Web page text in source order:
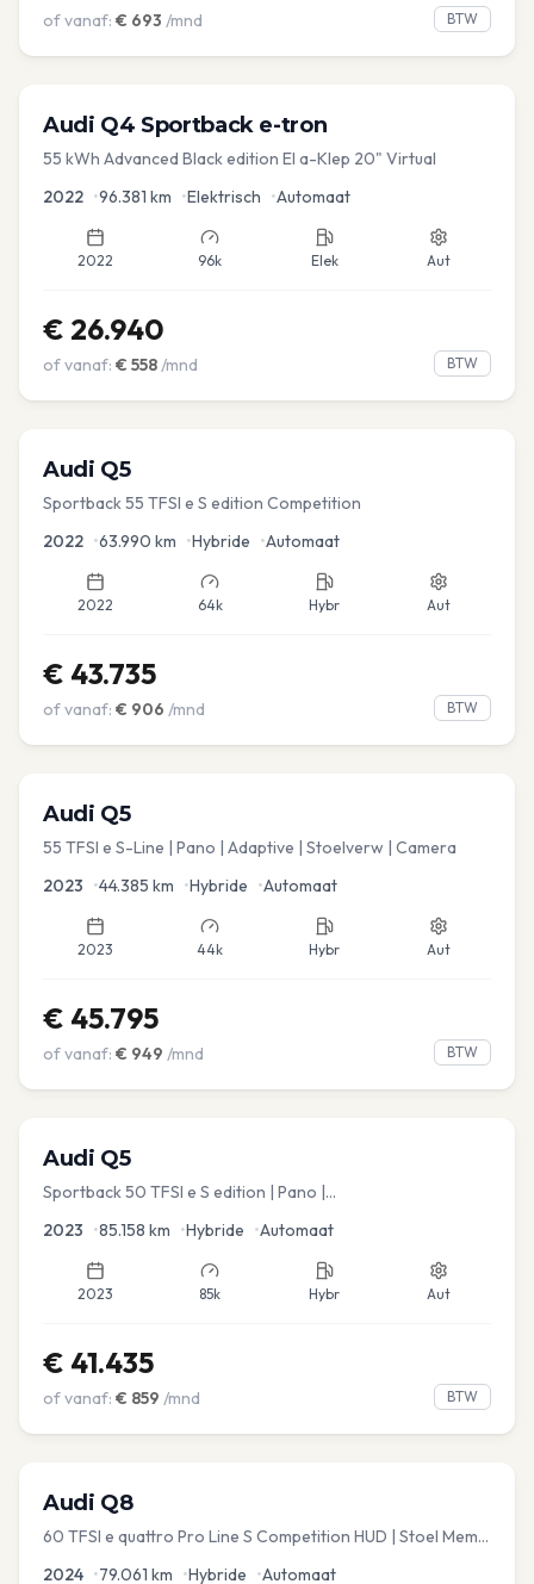
of vanaf: € 693 /mnd BTW
Audi Q4 Sportback e-tron
55 kWh Advanced Black edition El a-Klep 20" Virtual
2022 •96.381 km •Elektrisch •Automaat
2022 96k Elek Aut
€ 26.940
of vanaf: € 558 /mnd BTW
Audi Q5
Sportback 55 TFSI e S edition Competition
2022 •63.990 km •Hybride •Automaat
2022 64k Hybr Aut
€ 43.735
of vanaf: € 906 /mnd BTW
Audi Q5
55 TFSI e S-Line | Pano | Adaptive | Stoelverw | Camera
2023 •44.385 km •Hybride •Automaat
2023 44k Hybr Aut
€ 45.795
of vanaf: € 949 /mnd BTW
Audi Q5
Sportback 50 TFSI e S edition | Pano |
2023 •85.158 km •Hybride •Automaat
2023 85k Hybr Aut
€ 41.435
of vanaf: € 859 /mnd BTW
Audi Q8
60 TFSI e quattro Pro Line S Competition HUD | Stoel Mem. |
2024 •79.061 km •Hybride •Automaat